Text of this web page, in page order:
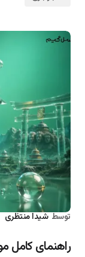
توسط شیدا منتظری
راهنمای کامل